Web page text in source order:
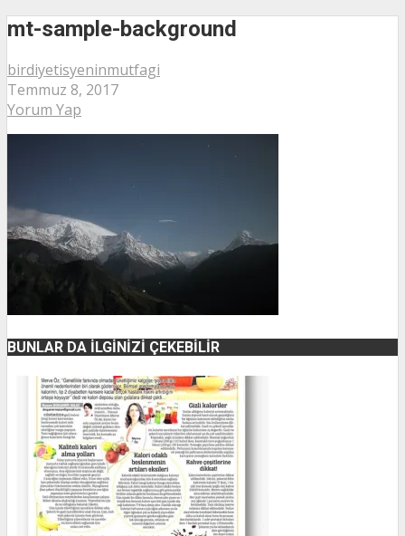
mt-sample-background
birdiyetisyeninmutfagi
Temmuz 8, 2017
Yorum Yap
BUNLAR DA İLGINIZI ÇEKEBILIR